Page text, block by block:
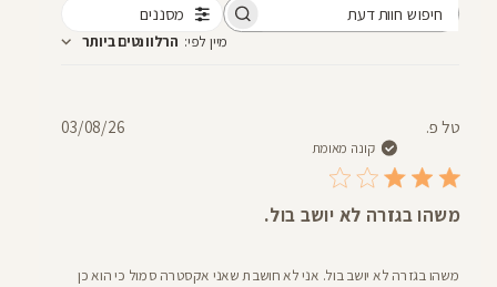
מסננים
מיין לפי: הרלוונטים ביותר
טל פ.
קונה מאומת
משהו בגזרה לא יושב בול.
משהו בגזרה לא יושב בול. אני לא חושבת שאני אקסטרה סמול כי הוא כן
תאריך03/08/26